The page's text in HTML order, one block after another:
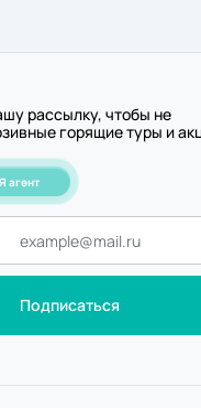
рассылку, чтобы не
горящие туры и
Я агент
Подписаться